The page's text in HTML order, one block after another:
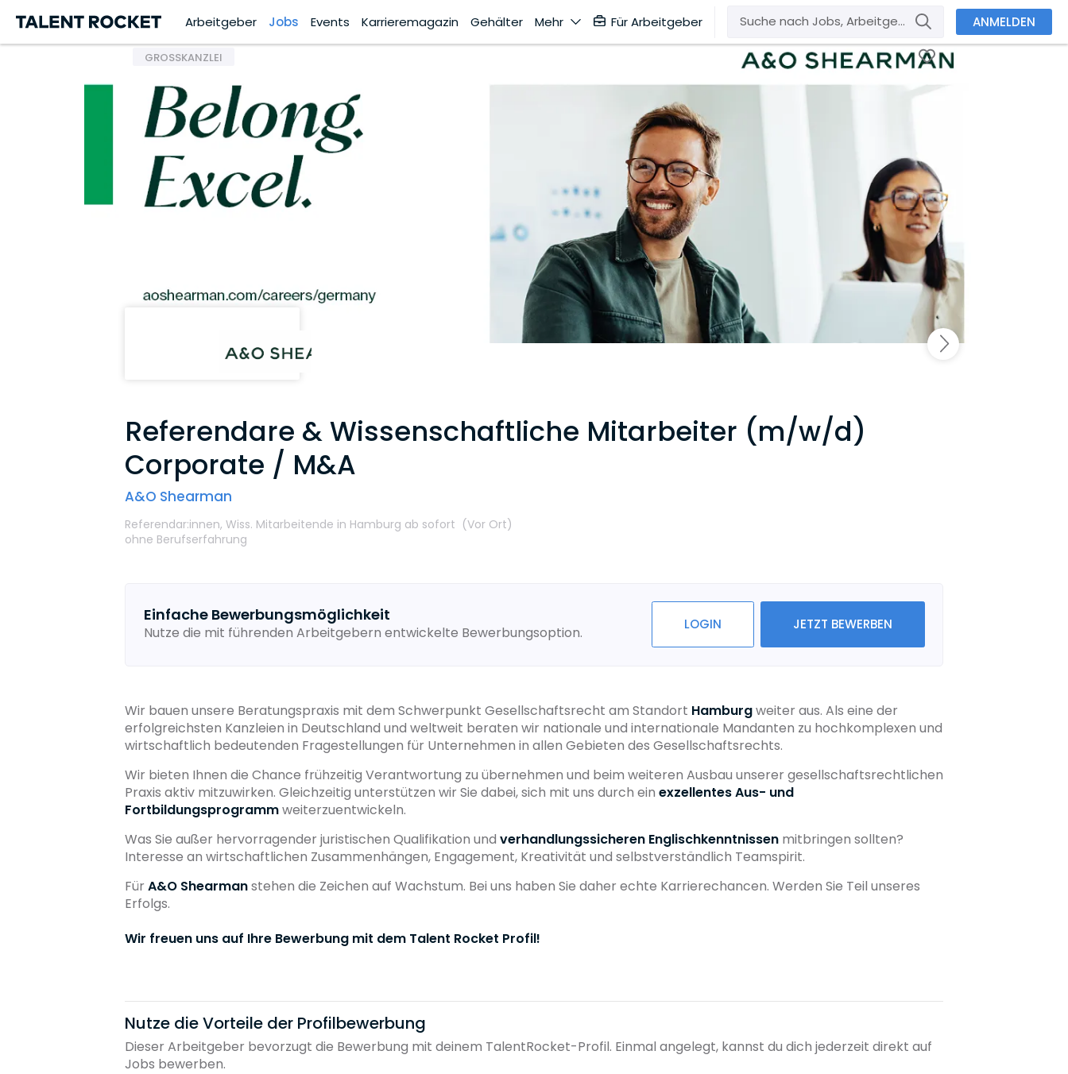
Arbeitgeber Jobs Events Karrieremagazin Gehälter Mehr Für Arbeitgeber ANMELDEN
GROSSKANZLEI
Referendare & Wissenschaftliche Mitarbeiter (m/w/d)
Corporate / M&A
A&O Shearman
Referendar:innen, Wiss. Mitarbeitende in Hamburg ab sofort (Vor Ort)
ohne Berufserfahrung
Einfache Bewerbungsmöglichkeit
Nutze die mit führenden Arbeitgebern entwickelte Bewerbungsoption. LOGIN JETZT BEWERBEN
Wir bauen unsere Beratungspraxis mit dem Schwerpunkt Gesellschaftsrecht am Standort Hamburgweiter aus. Als eine der
erfolgreichsten Kanzleien in Deutschland und weltweit beraten wir nationale und internationale Mandanten zu hochkomplexen und
wirtschaftlich bedeutenden Fragestellungen für Unternehmen in allen Gebieten des Gesellschaftsrechts.
Wir bieten Ihnen die Chance frühzeitig Verantwortung zu übernehmen und beim weiteren Ausbau unserer gesellschaftsrechtlichen
Praxis aktiv mitzuwirken. Gleichzeitig unterstützen wir Sie dabei, sich mit uns durch ein exzellentes Aus- und
Fortbildungsprogrammweiterzuentwickeln.
Was Sie außer hervorragender juristischen Qualifikation und verhandlungssicheren Englischkenntnissen mitbringen sollten?
Interesse an wirtschaftlichen Zusammenhängen, Engagement, Kreativität und selbstverständlich Teamspirit.
FürA&O Shearmanstehen die Zeichen auf Wachstum. Bei uns haben Sie daher echte Karrierechancen. Werden Sie Teil unseres
Erfolgs.
Wir freuen uns auf Ihre Bewerbung mit dem Talent Rocket Profil!
Nutze die Vorteile der Profilbewerbung
Dieser Arbeitgeber bevorzugt die Bewerbung mit deinem TalentRocket-Profil. Einmal angelegt, kannst du dich jederzeit direkt auf
Jobs bewerben.